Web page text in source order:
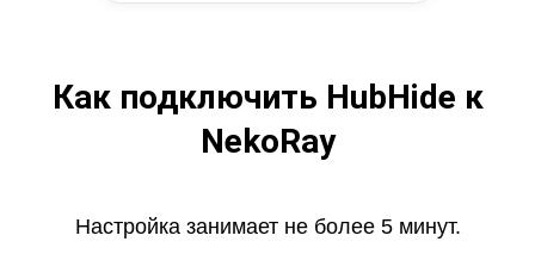
Как подключить HubHide к
NekoRay
Настройка занимает не более 5 минут.